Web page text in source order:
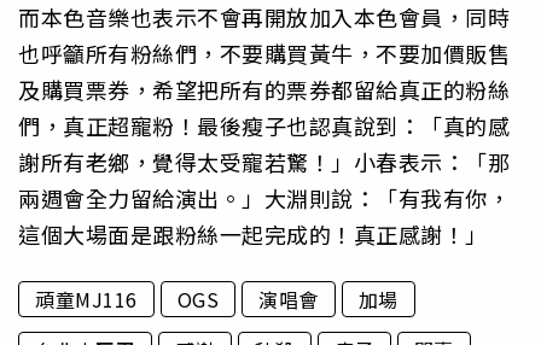
而本色音樂也表示不會再開放加入本色會員，同時
也呼籲所有粉絲們，不要購買黃牛，不要加價販售
及購買票券，希望把所有的票券都留給真正的粉絲
們，真正超寵粉！最後瘦子也認真說到：「真的感
謝所有老鄉，覺得太受寵若驚！」小春表示：「那
兩週會全力留給演出。」大淵則說：「有我有你，
這個大場面是跟粉絲一起完成的！真正感謝！」
頑童MJ116 OGS 演唱會
加場